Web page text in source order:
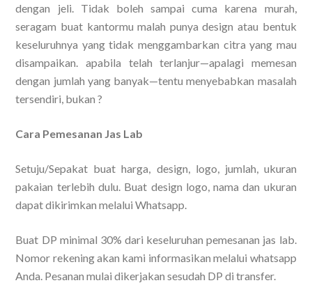
dengan jeli. Tidak boleh sampai cuma karena murah,
seragam buat kantormu malah punya design atau bentuk
keseluruhnya yang tidak menggambarkan citra yang mau
disampaikan. apabila telah terlanjur—apalagi memesan
dengan jumlah yang banyak—tentu menyebabkan masalah
tersendiri, bukan ?
Cara Pemesanan Jas Lab
Setuju/Sepakat buat harga, design, logo, jumlah, ukuran
pakaian terlebih dulu. Buat design logo, nama dan ukuran
dapat dikirimkan melalui Whatsapp.
Buat DP minimal 30% dari keseluruhan pemesanan jas lab.
Nomor rekening akan kami informasikan melalui whatsapp
Anda. Pesanan mulai dikerjakan sesudah DP di transfer.